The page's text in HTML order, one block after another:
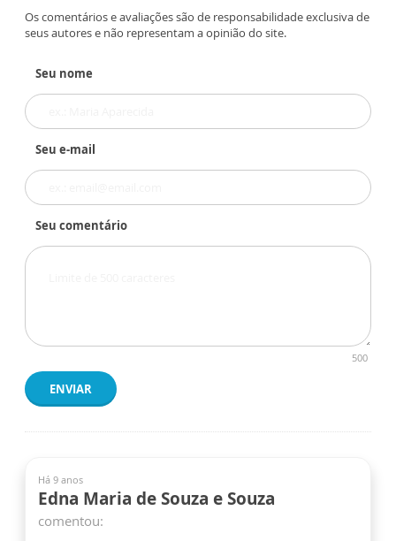
Os comentários e avaliações são de responsabilidade exclusiva de
seus autores e não representam a opinião do site.
Seu nome
Seu e-mail
Seu comentário
500
ENVIAR
Há 9 anos
Edna Maria de Souza e Souza
comentou: